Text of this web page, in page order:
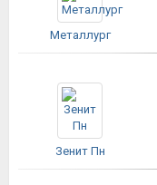
Металлург
Зенит Пн